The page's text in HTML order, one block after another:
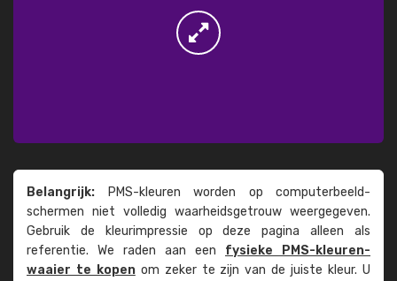
Belangrijk: PMS-kleuren worden op computer­beeld­
schermen niet volledig waarheids­­getrouw weer­gegeven.
Gebruik de kleur­impressie op deze pagina alleen als
referentie. We raden aan een fysieke PMS-kleuren­
waaier te kopenom zeker te zijn van de juiste kleur. U